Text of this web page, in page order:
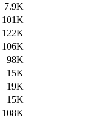
7.9K
101K
122K
106K
98K
15K
19K
15K
108K